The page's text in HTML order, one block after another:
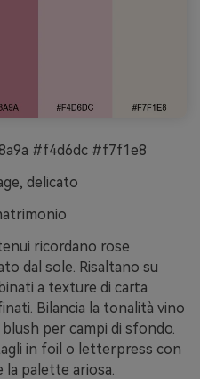
#f4d6dc #f7f1e8
delicato
ricordano rose
dal sole. Risaltano su
a texture di carta
Bilancia la tonalità vino
per campi di sfondo.
in foil o letterpress con
palette ariosa.